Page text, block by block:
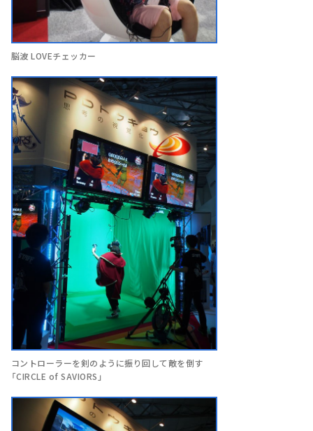
脳波 LOVEチェッカー
コントローラーを剣のように振り回して敵を倒す
「CIRCLE of SAVIORS」